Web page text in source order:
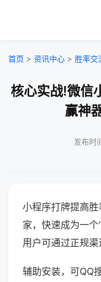
首页 > 资讯中心 > 胜率交
核心实战!微信
赢神
发布时
小程序打牌提高
家，快速成为一
用户可通过正规渠
辅助安装，可QQ